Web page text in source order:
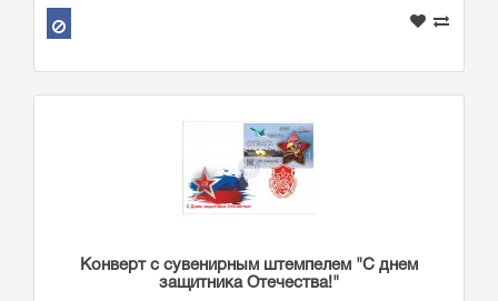
Конверт с сувенирным штемпелем "С днем
защитника Отечества!"